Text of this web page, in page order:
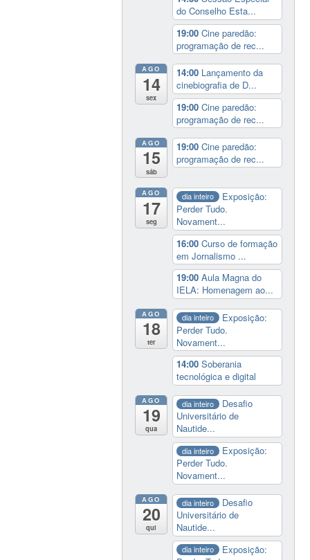
do Conselho Esta...
19:00Cine paredão:
programação de rec...
AGO
14
sex
14:00 Lançamento da
cinebiografia de D...
19:00Cine paredão:
programação de rec...
AGO
15
sáb
19:00Cine paredão:
programação de rec...
AGO
17
seg
dia inteiro
Exposição:
Perder Tudo.
Novament...
16:00Curso de formação
em Jornalismo ...
19:00Aula Magna do
IELA: Homenagem ao...
AGO
18
ter
dia inteiro
Exposição:
Perder Tudo.
Novament...
14:00Soberania
tecnológica e digital
AGO
19
qua
dia inteiro
Desafio
Universitário de
Nautide...
dia inteiro
Exposição:
Perder Tudo.
Novament...
AGO
20
qui
dia inteiro
Desafio
Universitário de
Nautide...
dia inteiro
Exposição: